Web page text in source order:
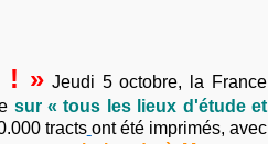
! »Jeudi 5 octobre, la France
sur « tous les lieux d'étude et
tracts ont été imprimés, avec